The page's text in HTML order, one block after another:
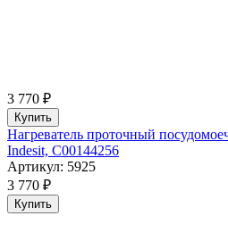
3 770 ₽
Купить
Нагреватель проточный
Indesit, C00144256
Артикул: 5925
3 770 ₽
Купить